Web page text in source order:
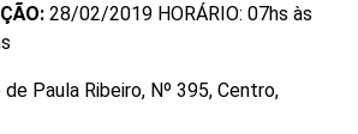
28/02/2019 HORÁRIO: 07hs às
de Paula Ribeiro, Nº 395, Centro,